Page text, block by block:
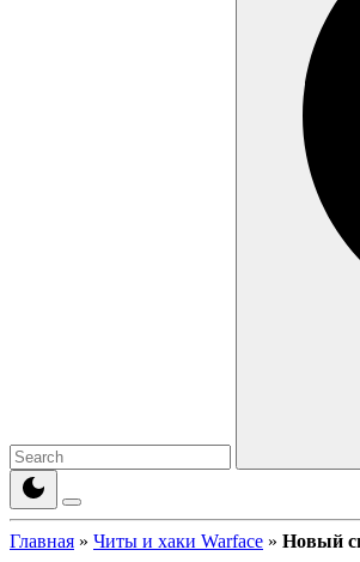
Главная » Читы и хаки Warface » Новый